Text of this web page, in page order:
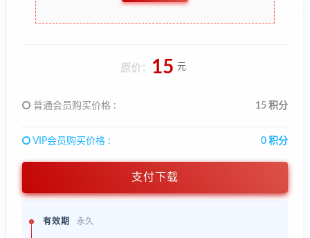
原价： 15 元
普通会员购买价格 : 15 积分
VIP会员购买价格 : 0 积分
支付下载
有效期 永久